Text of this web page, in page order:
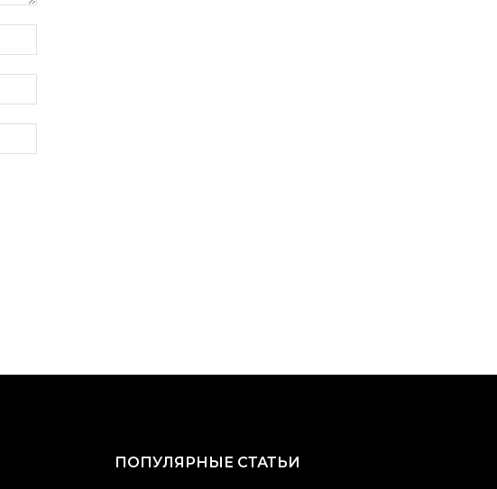
ПОПУЛЯРНЫЕ СТАТЬИ